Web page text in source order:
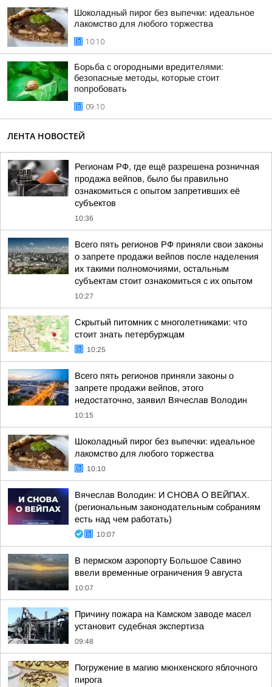
Шоколадный пирог без выпечки: идеальное
лакомство для любого торжества
10:10
Борьба с огородными вредителями:
безопасные методы, которые стоит
попробовать
09:10
ЛЕНТА НОВОСТЕЙ
Регионам РФ, где ещё разрешена розничная
продажа вейпов, было бы правильно
ознакомиться с опытом запретивших её
субъектов
10:36
Всего пять регионов РФ приняли свои законы
о запрете продажи вейпов после наделения
их такими полномочиями, остальным
субъектам стоит ознакомиться с их опытом
10:27
Скрытый питомник с многолетниками: что
стоит знать петербуржцам
10:25
Всего пять регионов приняли законы о
запрете продажи вейпов, этого
недостаточно, заявил Вячеслав Володин
10:15
Шоколадный пирог без выпечки: идеальное
лакомство для любого торжества
10:10
Вячеслав Володин: И СНОВА О ВЕЙПАХ.
(региональным законодательным собраниям
есть над чем работать)
10:07
В пермском аэропорту Большое Савино
ввели временные ограничения 9 августа
10:07
Причину пожара на Камском заводе масел
установит судебная экспертиза
09:48
Погружение в магию мюнхенского яблочного
пирога